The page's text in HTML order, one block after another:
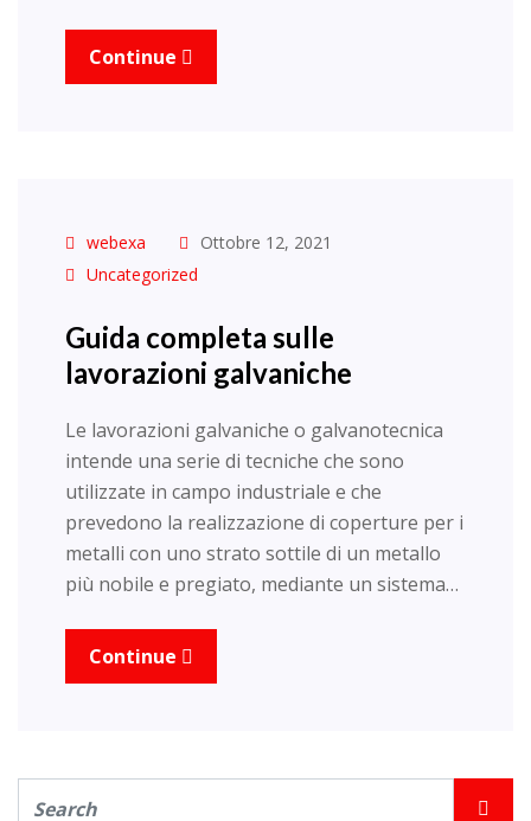
Continue
webexa
Ottobre 12, 2021
Uncategorized
Guida completa sulle
lavorazioni galvaniche
Le lavorazioni galvaniche o galvanotecnica
intende una serie di tecniche che sono
utilizzate in campo industriale e che
prevedono la realizzazione di coperture per i
metalli con uno strato sottile di un metallo
più nobile e pregiato, mediante un sistema…
Continue